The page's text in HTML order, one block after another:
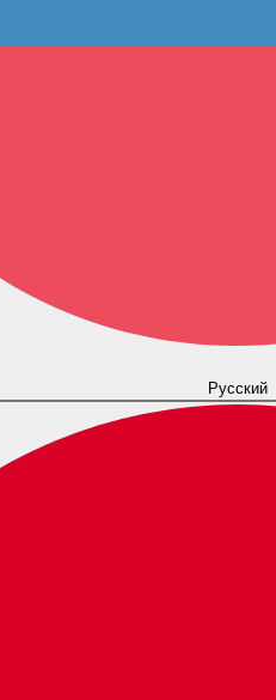
Русский